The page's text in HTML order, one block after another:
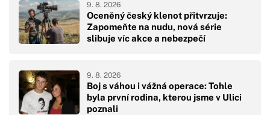
Oceněný český klenot přitvrzuje:
Zapomeňte na nudu, nová série
slibuje víc akce a nebezpečí
9. 8. 2026
Boj s váhou i vážná operace: Tohle
byla první rodina, kterou jsme v Ulici
poznali
9. 8. 2026